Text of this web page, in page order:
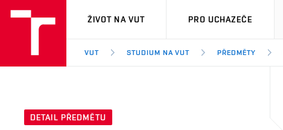
VUT
ŽIVOT NA VUT PRO UCHAZEČE
VUT STUDIUM NA VUT PŘEDMĚTY
DETAIL PŘEDMĚTU